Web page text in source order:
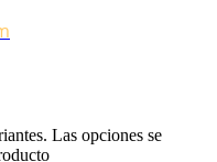
Las opciones se